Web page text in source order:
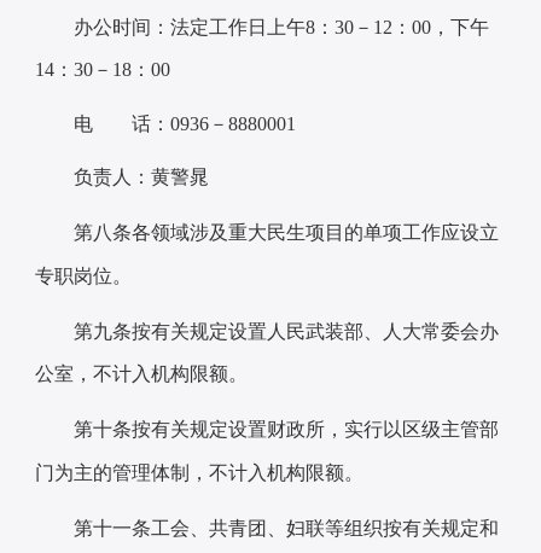
办公时间：法定工作日上午8：30－12：00，下午
14：30－18：00
电 话：0936－8880001
负责人：黄警晁
第八条各领域涉及重大民生项目的单项工作应设立
专职岗位。
第九条按有关规定设置人民武装部、人大常委会办
公室，不计入机构限额。
第十条按有关规定设置财政所，实行以区级主管部
门为主的管理体制，不计入机构限额。
第十一条工会、共青团、妇联等组织按有关规定和